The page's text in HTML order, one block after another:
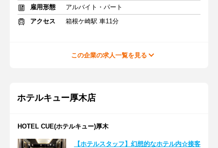
雇用形態
アルバイト・パート
アクセス
箱根ケ崎駅 車11分
この企業の求人一覧を見る
ホテルキュー厚木店
HOTEL CUE(ホテルキュー)厚木
【ホテルスタッフ】幻想的なホテル内☆接客